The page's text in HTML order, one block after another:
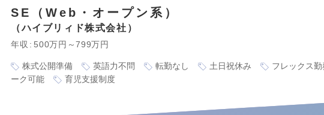
SE（Web・オープン系）
ハイブリィド株式会社
年収 500万円～799万円
株式公開準備 英語力不問 転勤なし 土日祝休み フレックス勤
ーク可能
育児支援制度